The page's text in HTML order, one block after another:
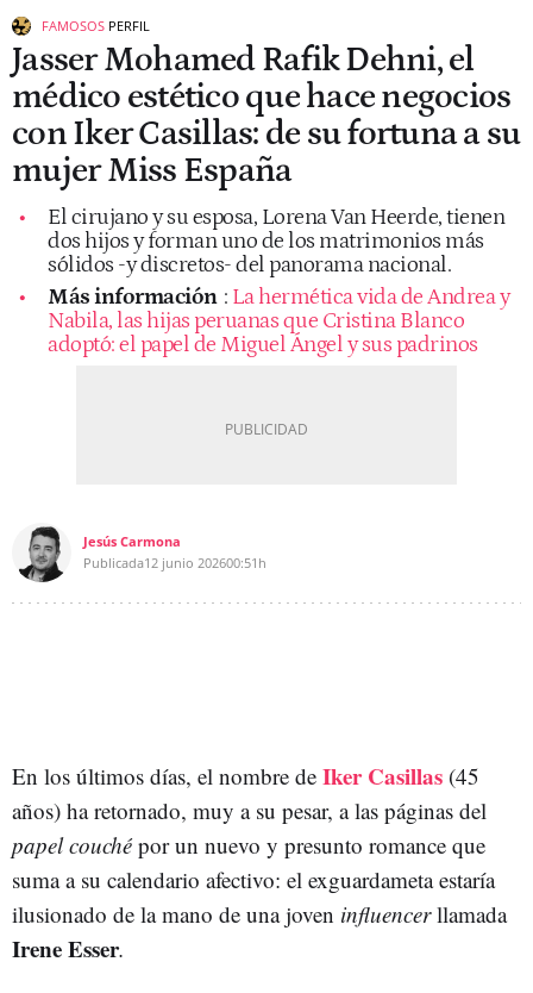
FAMOSOS PERFIL
Jasser Mohamed Rafik Dehni, el
médico estético que hace negocios
con Iker Casillas: de su fortuna a su
mujer Miss España
El cirujano y su esposa, Lorena Van Heerde, tienen
dos hijos y forman uno de los matrimonios más
sólidos -y discretos- del panorama nacional.
Más información : La hermética vida de Andrea y
Nabila, las hijas peruanas que Cristina Blanco
adoptó: el papel de Miguel Ángel y sus padrinos
Jesús Carmona
Publicada12 junio 202600:51h
En los últimos días, el nombre de Iker Casillas (45
años) ha retornado, muy a su pesar, a las páginas del
papel couchépor un nuevo y presunto romance que
suma a su calendario afectivo: el exguardameta estaría
ilusionado de la mano de una joven influencerllamada
Irene Esser.